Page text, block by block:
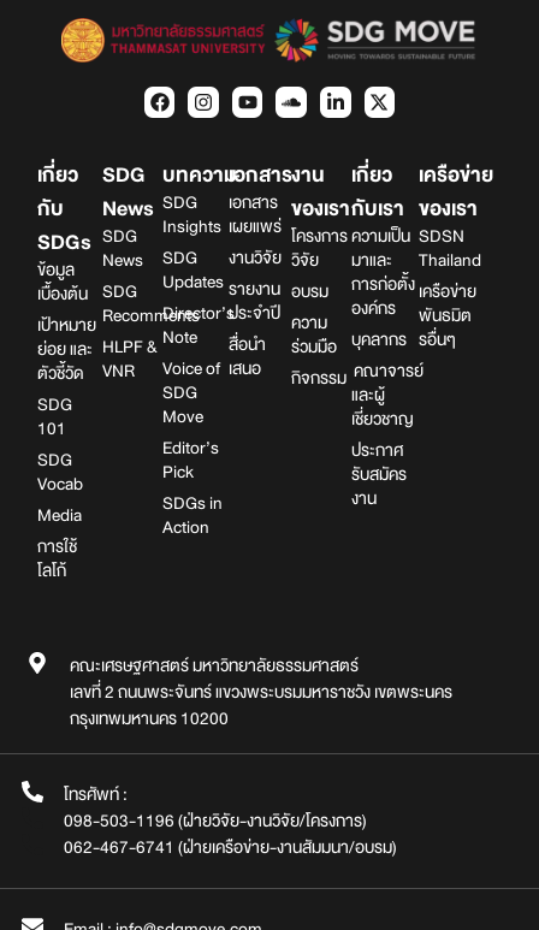
เกี่ยว
กับ
SDGs
ข้อมูล
เบื้องต้น
เป้าหมาย
ย่อย และ
ตัวชี้วัด
SDG
101
SDG
Vocab
Media
การใช้
โลโก้
SDG
News
SDG
News
SDG
Recomments
HLPF &
VNR
บทความ
SDG
Insights
SDG
Updates
Director’s
Note
Voice of
SDG
Move
Editor’s
Pick
SDGs in
Action
เอกสาร
เอกสาร
เผยแพร่
งานวิจัย
รายงาน
ประจำปี
สื่อนำ
เสนอ
งาน
ของเรา
โครงการ
วิจัย
อบรม
ความ
ร่วมมือ
กิจกรรม
เกี่ยว
กับเรา
ความเป็น
มาและ
การก่อตั้ง
องค์กร
บุคลากร
คณาจารย์
และผู้
เชี่ยวชาญ
ประกาศ
รับสมัคร
งาน
เครือข่าย
ของเรา
SDSN
Thailand
เครือข่าย
พันธมิต
รอื่นๆ
คณะเศรษฐศาสตร์ มหาวิทยาลัยธรรมศาสตร์
เลขที่ 2 ถนนพระจันทร์ แขวงพระบรมมหาราชวัง เขตพระนคร
กรุงเทพมหานคร 10200
โทรศัพท์ :
098-503-1196 (ฝ่ายวิจัย-งานวิจัย/โครงการ)
062-467-6741 (ฝ่ายเครือข่าย-งานสัมมนา/อบรม)